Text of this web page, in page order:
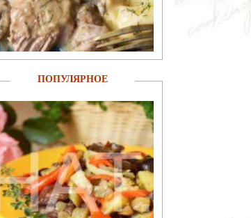
ПОПУЛЯРНОЕ